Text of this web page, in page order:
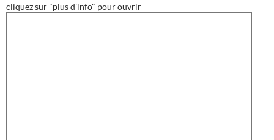
cliquez sur "plus d'info" pour ouvrir